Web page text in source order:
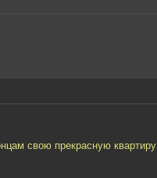
свою прекрасную квартиру